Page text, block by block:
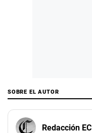
SOBRE EL AUTOR
Redacción EC